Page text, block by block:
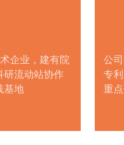
企业，建有院
研流动站协作
基地
公
专
重